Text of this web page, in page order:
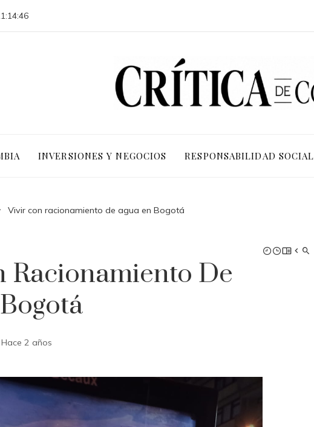
INVERSIONES Y NEGOCIOS RESPONSABILIDAD SOCIAL
Vivir con racionamiento de agua en Bogotá
Racionamiento De
Hace 2 años